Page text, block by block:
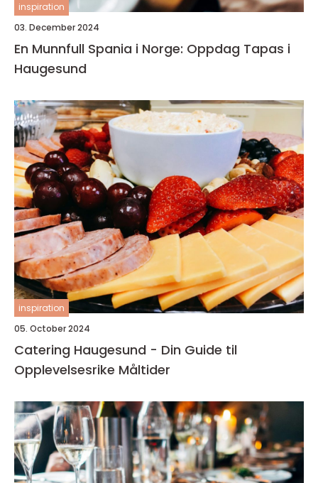
inspiration
03. December 2024
En Munnfull Spania i Norge: Oppdag Tapas i
Haugesund
inspiration
05. October 2024
Catering Haugesund - Din Guide til
Opplevelsesrike Måltider